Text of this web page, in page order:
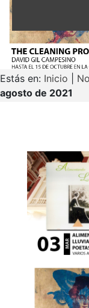
Estás en: Inicio
agosto de 2021